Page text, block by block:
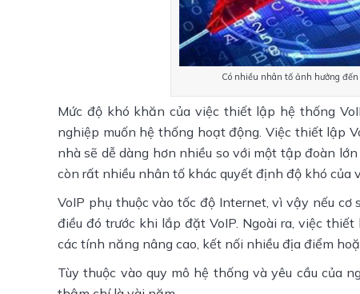
Có nhiều nhân tố ảnh hưởng
Mức độ khó khăn của việc thiết lập hệ thống
nghiệp muốn hệ thống hoạt động. Việc thiết lập
nhà sẽ dễ dàng hơn nhiều so với một tập đoàn
còn rất nhiều nhân tố khác quyết định độ khó của
VoIP phụ thuộc vào tốc độ Internet, vì vậy nếu
điều đó trước khi lắp đặt VoIP. Ngoài ra, việc
các tính năng nâng cao, kết nối nhiều địa điểm
Tùy thuộc vào quy mô hệ thống và yêu cầu của